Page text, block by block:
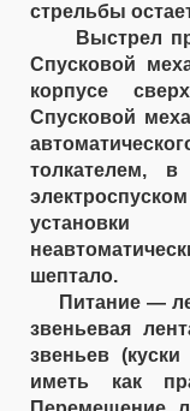
стрельбы
Выстрел
Спусковой
корпусе
Спусковой
толкателем,
шептало.
Питание —
звеньевая
звеньев
иметь как